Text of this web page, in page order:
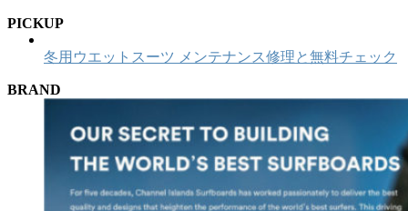
PICKUP
冬用ウエットスーツ メンテナンス修理と無料チェック
BRAND